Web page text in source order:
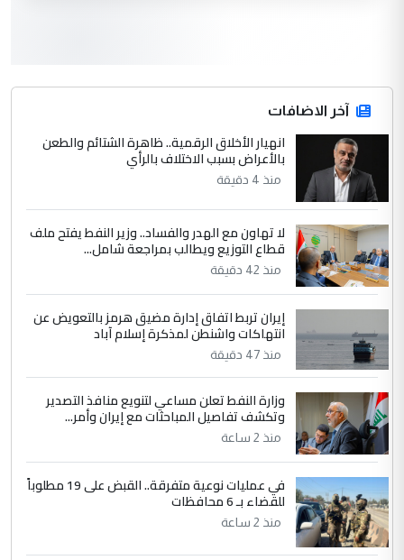
التعليق : قرار مستعجل جدا ولامصلحة فيه
للوزاره ولا للمواطن القرار الصائب يكون بعد
الاستماع للمدير ومغرفة ...
الموضوع :
وزير الصحة يعفي مدير مستشفى الكرخ
العام في بغداد
4 سردار
التعليق : واحد من عصابة علي ماما يسقط
جنسية الرافد الثالث للعراق ومن اصول عريقة
الموضوع : الجواهري يرد على صدام حسين سل
مضجعيك يابن الزنا (نص كامل)
5 سردار
التعليق : واحد من عصابة علي ماما يسقط
جنسية الرافد الثالث للعراق ومن اصول عريقة
الموضوع :
الجواهري يرد على صدام حسين سل
مضجعيك يابن الزنا (نص كامل)
آخر الاضافات
انهيار الأخلاق الرقمية.. ظاهرة الشتائم والطعن
بالأعراض بسبب الاختلاف بالرأي
منذ 4 دقيقة
لا تهاون مع الهدر والفساد.. وزير النفط يفتح ملف
قطاع التوزيع ويطالب بمراجعة شامل...
منذ 42 دقيقة
إيران تربط اتفاق إدارة مضيق هرمز بالتعويض عن
انتهاكات واشنطن لمذكرة إسلام آباد
منذ 47 دقيقة
وزارة النفط تعلن مساعي لتنويع منافذ التصدير
وتكشف تفاصيل المباحثات مع إيران وأمر...
منذ 2 ساعة
في عمليات نوعية متفرقة.. القبض على 19 مطلوباً
للقضاء بـ 6 محافظات
منذ 2 ساعة